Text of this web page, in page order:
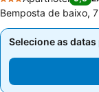
3 Estrelas
Bemposta de baixo,
Selecione as
Selecione as